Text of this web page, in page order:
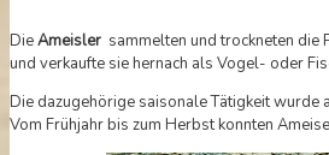
DieAmeisler sammelten und trockneten die
und verkaufte sie hernach als Vogel- oder
Die dazugehörige saisonale Tätigkeit wurde
Vom Frühjahr bis zum Herbst konnten